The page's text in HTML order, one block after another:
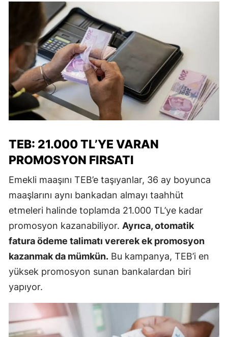
TEB: 21.000 TL’YE VARAN
PROMOSYON FIRSATI
Emekli maaşını TEB’e taşıyanlar, 36 ay boyunca
maaşlarını aynı bankadan almayı taahhüt
etmeleri halinde toplamda 21.000 TL’ye kadar
promosyon kazanabiliyor. Ayrıca, otomatik
fatura ödeme talimatı vererek ek promosyon
kazanmak da mümkün. Bu kampanya, TEB’i en
yüksek promosyon sunan bankalardan biri
yapıyor.